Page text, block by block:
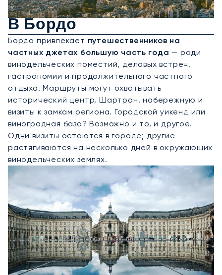
Аренда Частного Джета
В Бордо
Бордо привлекает путешественников на
частных джетах большую часть года — ради
винодельческих поместий, деловых встреч,
гастрономии и продолжительного частного
отдыха. Маршруты могут охватывать
исторический центр, Шартрон, набережную и
визиты к замкам региона. Городской уикенд или
виноградная база? Возможно и то, и другое.
Одни визиты остаются в городе; другие
растягиваются на несколько дней в окружающих
винодельческих землях.